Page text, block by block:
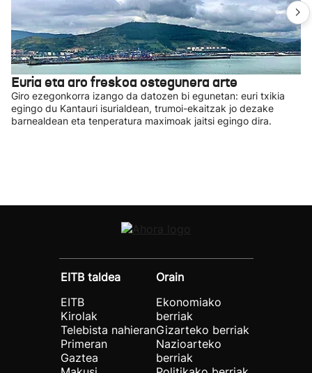
Euria eta aro freskoa ostegunera arte
Giro ezegonkorra izango da datozen bi egunetan: euri txikia
egingo du Kantauri isurialdean, trumoi-ekaitzak jo dezake
barnealdean eta tenperatura maximoak jaitsi egingo dira.
EITB taldea
EITB
Kirolak
Telebista nahieran
Primeran
Gaztea
Orain
Ekonomiako
berriak
Gizarteko berriak
Nazioarteko
berriak